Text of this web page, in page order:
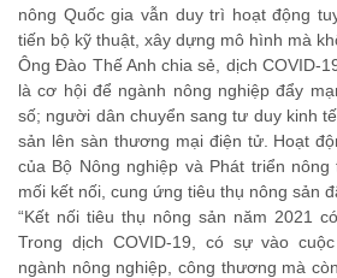
nông Quốc gia vẫn duy trì hoạt động
tiến bộ kỹ thuật, xây dựng mô hình mà
Ông Đào Thế Anh chia sẻ, dịch COVID-
là cơ hội để ngành nông nghiệp đẩy
số; người dân chuyển sang tư duy kinh
sản lên sàn thương mại điện tử. Hoạt
của Bộ Nông nghiệp và Phát triển
mối kết nối, cung ứng tiêu thụ nông sản
“Kết nối tiêu thụ nông sản năm 2021
Trong dịch COVID-19, có sự vào
ngành nông nghiệp, công thương mà